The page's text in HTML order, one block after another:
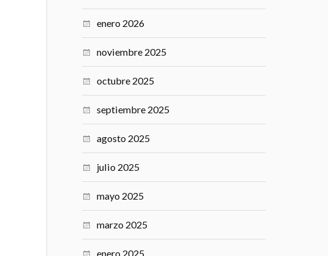
enero 2026
noviembre 2025
octubre 2025
septiembre 2025
agosto 2025
julio 2025
mayo 2025
marzo 2025
enero 2025